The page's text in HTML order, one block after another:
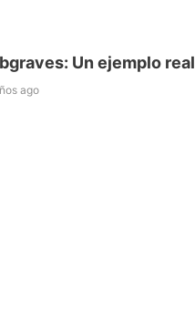
Un ejemplo real
ago